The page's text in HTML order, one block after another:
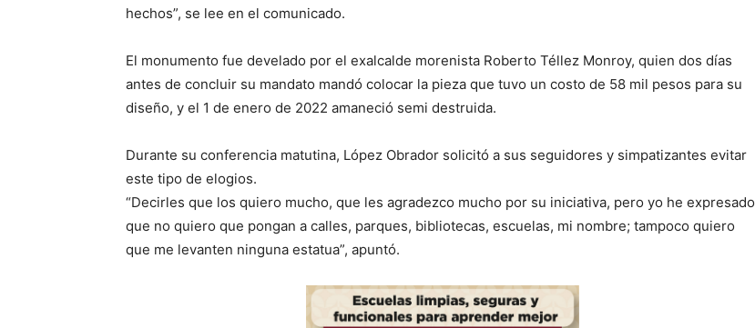
hechos”, se lee en el comunicado.
El monumento fue develado por el exalcalde morenista Roberto Téllez Monroy, quien dos días
antes de concluir su mandato mandó colocar la pieza que tuvo un costo de 58 mil pesos para su
diseño, y el 1 de enero de 2022 amaneció semi destruida.
Durante su conferencia matutina, López Obrador solicitó a sus seguidores y simpatizantes evitar
este tipo de elogios.
“Decirles que los quiero mucho, que les agradezco mucho por su iniciativa, pero yo he expresado
que no quiero que pongan a calles, parques, bibliotecas, escuelas, mi nombre; tampoco quiero
que me levanten ninguna estatua”, apuntó.